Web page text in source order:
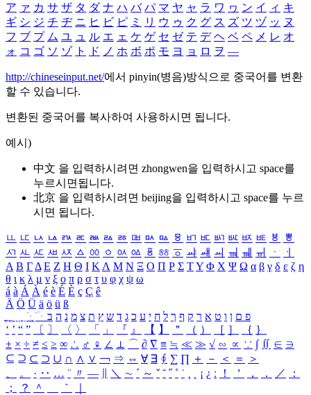
ア ァ カ サ ザ タ ダ ナ ハ バ パ マ ヤ ャ ラ ワ ヮ ン イ ィ キ
ギ シ ジ チ ヂ ニ ヒ ビ ピ ミ リ ウ ゥ ク グ ス ズ ツ ヅ ッ ヌ
フ ブ プ ム ユ ュ ル エ ェ ケ ゲ セ ゼ テ デ ヘ ベ ペ メ レ オ
ォ コ ゴ ソ ゾ ト ド ノ ホ ボ ポ モ ヨ ョ ロ ヲ ―
http://chineseinput.net/에서 pinyin(병음)방식으로 중국어를 변환
할 수 있습니다.
변환된 중국어를 복사하여 사용하시면 됩니다.
예시)
中文 을 입력하시려면 zhongwen을 입력하시고 space를
누르시면됩니다.
北京 을 입력하시려면 beijing을 입력하시고 space를 누르
시면 됩니다.
ㅥ ㅦ ㅧ ㅨ ㅩ ㅪ ㅫ ㅬ ㅭ ㅮ ㅯ ㅰ ㅱ ㅲ ㅳ ㅴ ㅵ ㅶ ㅷ ㅸ
ㅹ
ㅺ ㅻ ㅼ ㅽ ㅾ ㅿ ㆀ ㆁ ㆂ ㆃ ㆄ ㆅ ㆆ ㆇ ㆈ ㆉ ㆊ ㆋ ㆌ ㆍ
ㆎ
Α Β ΓΔ Ε Ζ Η Θ Ι ΚΛ Μ Ν Ξ Ο Π Ρ Σ ΤΥ Φ Χ Ψ Ω α β γ δ ε ζ η
θ ι κ λ μ ν ξ ο π ρ σ τ υ φ χ ψ ω
á à Á À é è É È ç Ç ê
Ä Ö Ü ä ö ü ß
ִֶֹ ֻּ ׁׂ פ ם ן ו ט א ר ק ף ך ל ח י ע כ ג ד ש ץ ת צ מ נ ה ב
‘ ’ “ ” 〔 〕 〈 〉 「 」 『 』 【 】 ＂ （ ） ［ ］ ｛ ｝
± × ÷ ≠ ≤ ≥ ∞ ∴ ♂ ♀ ∠ ⊥ ⌒ ∂ ∇ ≡ ≒ ≪ ≫ √ ∽ ∝ ∵ ∫ ∬ ∈ ∋
⊆ ⊇ ⊂ ⊃ ∪ ∩ ∧ ∨ ￢ ⇒ ⇔ ∀ ∃ ∮ ∑ ∏ ＋ － ＜ ＝
＞
、
。 · ‥ … ¨ 〃 ― ＼ ∼ ´ ～ ˇ ˘ ˝ ˚ ˙ ¸ ¡ ¿ ː ！ ＇ ， ． ／
：
；
？ ＾ ｀